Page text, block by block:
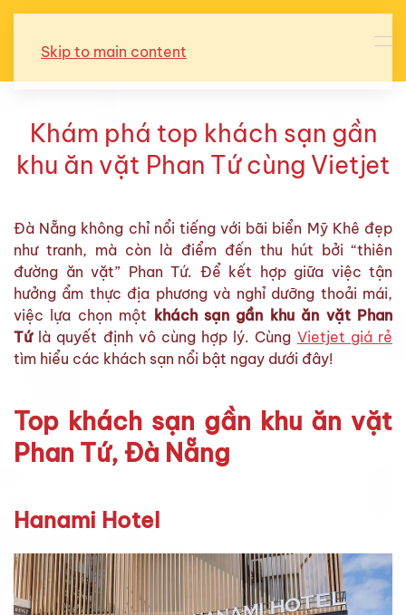
Skip to main content
Khám phá top khách sạn gần
khu ăn vặt Phan Tứ cùng Vietjet
Đà Nẵng không chỉ nổi tiếng với bãi biển Mỹ Khê đẹp
như tranh, mà còn là điểm đến thu hút bởi “thiên
đường ăn vặt” Phan Tứ. Để kết hợp giữa việc tận
hưởng ẩm thực địa phương và nghỉ dưỡng thoải mái,
việc lựa chọn một khách sạn gần khu ăn vặt Phan
Tứlà quyết định vô cùng hợp lý. Cùng Vietjet giá rẻ
tìm hiểu các khách sạn nổi bật ngay dưới đây!
Top khách sạn gần khu ăn vặt
Phan Tứ, Đà Nẵng
Hanami Hotel